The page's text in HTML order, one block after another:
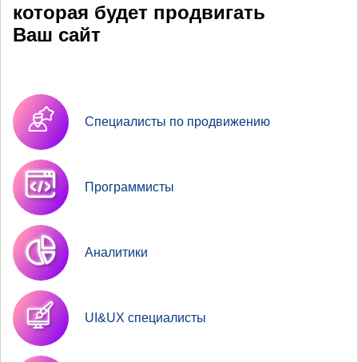
которая будет продвигать
Ваш сайт
Специалисты по продвижению
Программисты
Аналитики
UI&UX специалисты